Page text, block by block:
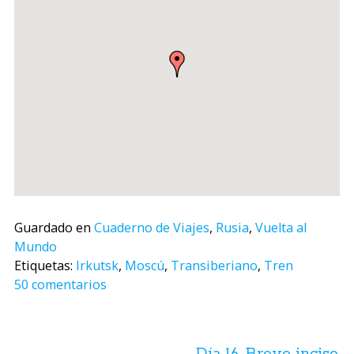
Guardado en Cuaderno de Viajes, Rusia, Vuelta al
Mundo
Etiquetas: Irkutsk, Moscú, Transiberiano, Tren
50 comentarios